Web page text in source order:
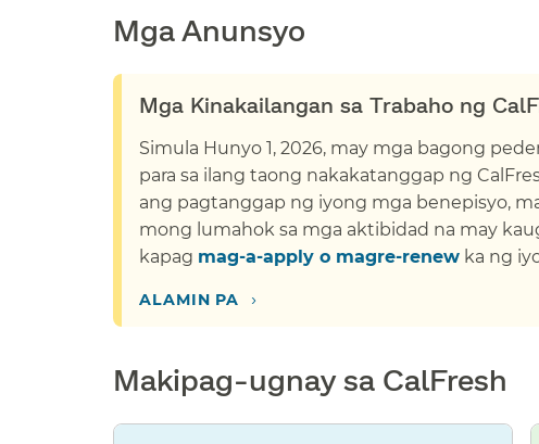
Mga Anunsyo​​
Mga Kinakailangan sa Trabaho ng
Simula Hunyo 1, 2026, may mga bagong
para sa ilang taong nakakatanggap ng
ang pagtanggap ng iyong mga benepisyo,
mong lumahok sa mga aktibidad na may
kapag mag-a-apply o magre-renew ka ng
ALAMIN PA​​ ›​​
Makipag-ugnay sa CalFresh​​